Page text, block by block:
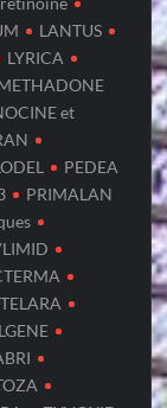
LANTUS
LYRICA
et
PEDEA
PRIMALAN